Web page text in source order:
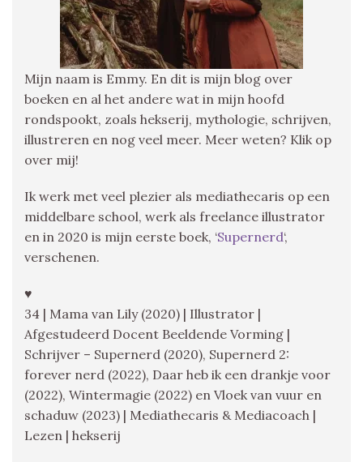
Mijn naam is Emmy. En dit is mijn blog over
boeken en al het andere wat in mijn hoofd
rondspookt, zoals hekserij, mythologie, schrijven,
illustreren en nog veel meer. Meer weten? Klik op
over mij!
Ik werk met veel plezier als mediathecaris op een
middelbare school, werk als freelance illustrator
en in 2020 is mijn eerste boek, ‘Supernerd‘,
verschenen.
♥
34 | Mama van Lily (2020) | Illustrator |
Afgestudeerd Docent Beeldende Vorming |
Schrijver – Supernerd (2020), Supernerd 2:
forever nerd (2022), Daar heb ik een drankje voor
(2022), Wintermagie (2022) en Vloek van vuur en
schaduw (2023) | Mediathecaris & Mediacoach |
Lezen | hekserij